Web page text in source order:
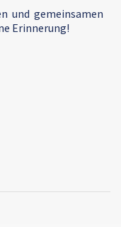
und gemeinsamen
Erinnerung!